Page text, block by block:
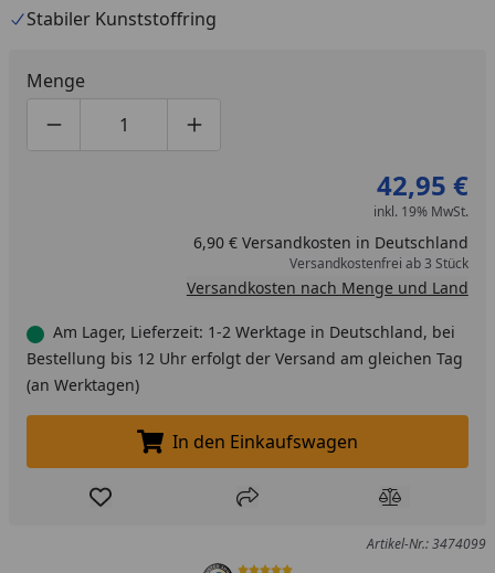
Stabiler Kunststoffring
Menge
Produktmenge um eins verringern
Produktmenge manuell eingeben
Produktmenge um eins erhöhen
42,95 €
inkl. 19% MwSt.
6,90 € Versandkosten in Deutschland
Versandkostenfrei ab 3 Stück
Versandkosten nach Menge und Land
Am Lager, Lieferzeit: 1-2 Werktage in Deutschland, bei
Bestellung bis 12 Uhr erfolgt der Versand am gleichen Tag
(an Werktagen)
In den Einkaufswagen legen
In den Einkaufswagen
Produkt zur Wunschliste hinzufügen
Teilen Produkt
Artikel-Nr.: 3474099